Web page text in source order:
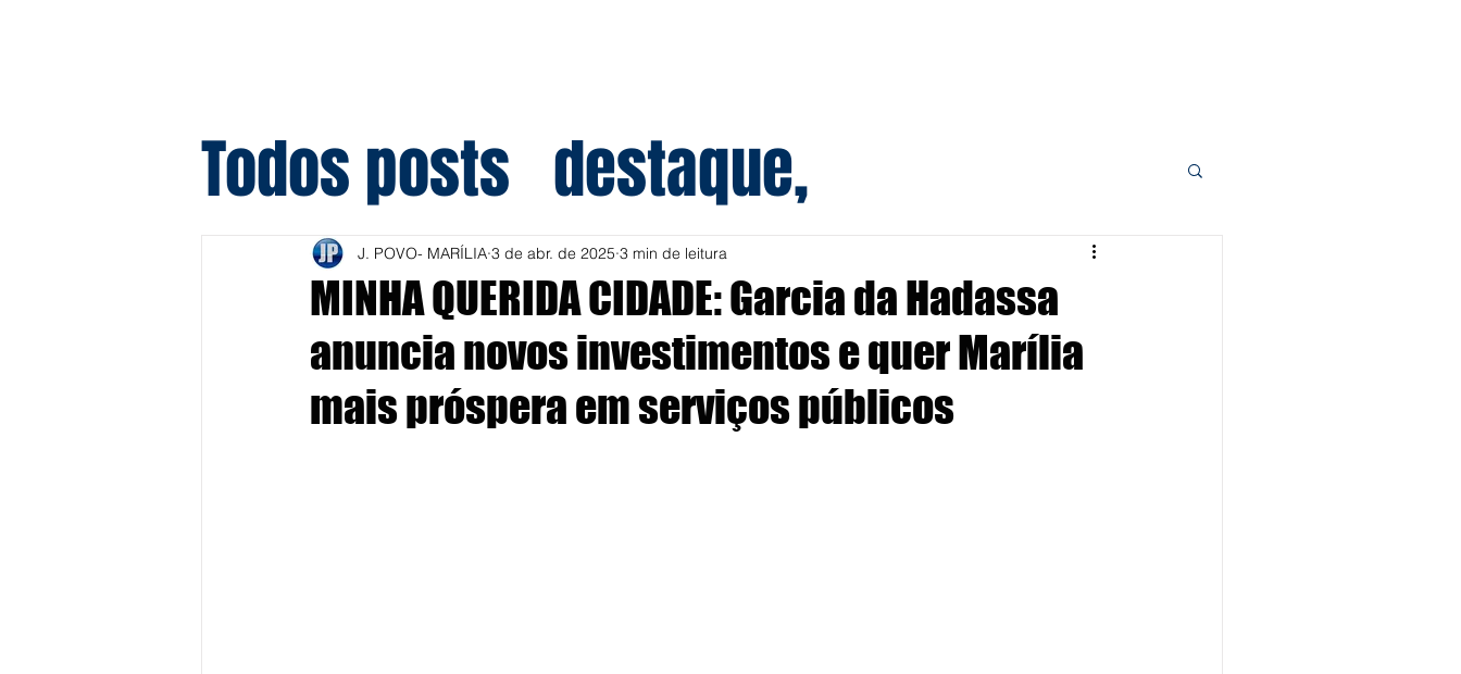
Todos posts destaque,
MINHA QUERIDA CIDADE: Garcia da Hadassa
anuncia novos investimentos e quer Marília
mais próspera em serviços públicos
J. POVO- MARÍLIA 3 de abr. de 2025 3 min de leitura